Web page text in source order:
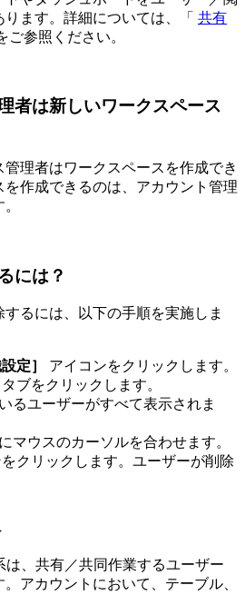
ます。詳細については、「 共有
ご参照ください。
者は新しいワークスペース
理者はワークスペースを作成でき
を作成できるのは、アカウント管理
には？
るには、以下の手順を実施しま
設定］ アイコンをクリックします。
タブをクリックします。
るユーザーがすべて表示されま
マウスのカーソルを合わせます。
クリックします。ユーザーが削除
は、共有／共同作業するユーザー
アカウントにおいて、テーブル、